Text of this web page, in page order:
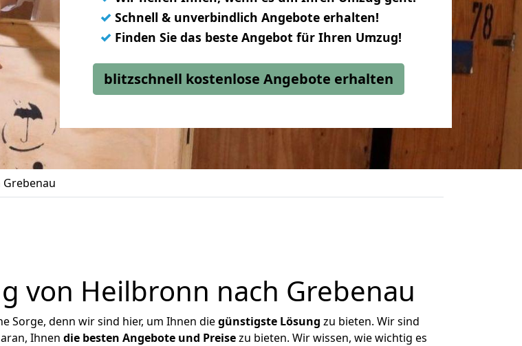
✓ Schnell & unverbindlich Angebote erhalten!
✓ Finden Sie das beste Angebot für Ihren Umzug!
blitzschnell kostenlose Angebote erhalten
von Heilbronn nach Grebenau
Sorge, denn wir sind hier, um Ihnen diegünstigste Lösung zu bieten. Wir sind
Ihnen die besten Angebote und Preisezu bieten. Wir wissen, wie wichtig es